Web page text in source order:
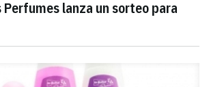
Perfumes lanza un sorteo para